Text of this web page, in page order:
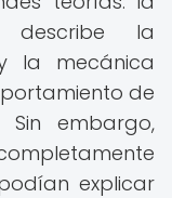
describe la
la mecánica
de
Sin embargo,
explicar